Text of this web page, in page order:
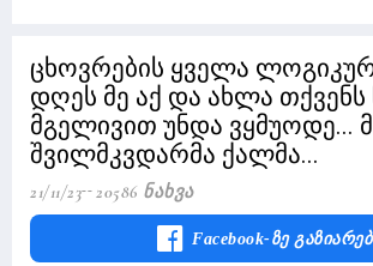
ცხოვრების ყველა
დღეს მე აქ და ახლა თქვენს
მგელივით უნდა ვყმუოდე...
შვილმკვდარმა ქალმა...
21/11/23 20586 Ნახვა
Facebook-Ზე